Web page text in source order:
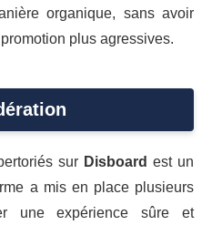
organique, sans avoir
plus agressives.
sur Disboard est un
a mis en place plusieurs
une expérience sûre et